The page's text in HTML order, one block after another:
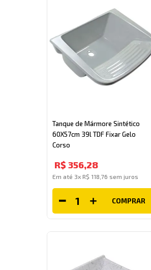
Tanque de Mármore Sintético
60X57cm 39l TDF Fixar Gelo
Corso
R$ 356,28
Em até 3x R$ 118 76 sem juros
COMPRAR